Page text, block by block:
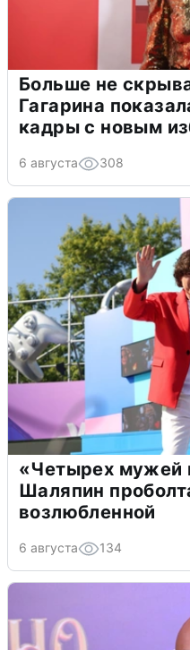
Больше не
Гагарина
кадры с новым
6 августа 308
«Четырех мужей
Шаляпин
возлюбленной
6 августа 134